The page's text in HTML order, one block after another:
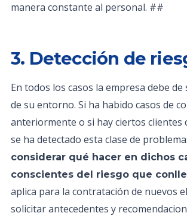
manera constante al personal. ##
3. Detección de
En todos los casos la empresa debe de
de su entorno. Si ha habido casos de
anteriormente o si hay ciertos clientes
se ha detectado esta clase de
considerar qué hacer en dichos
conscientes del riesgo que
aplica para la contratación de nuevos
solicitar antecedentes y